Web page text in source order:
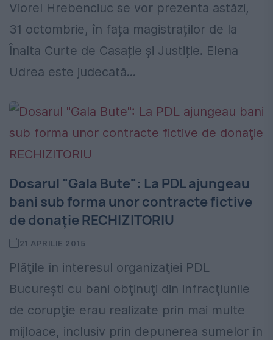
Viorel Hrebenciuc se vor prezenta astăzi,
31 octombrie, în fața magistraților de la
Înalta Curte de Casație și Justiție. Elena
Udrea este judecată...
Dosarul "Gala Bute": La PDL ajungeau
bani sub forma unor contracte fictive
de donaţie RECHIZITORIU
21 APRILIE 2015
Plăţile în interesul organizaţiei PDL
Bucureşti cu bani obţinuţi din infracţiunile
de corupţie erau realizate prin mai multe
mijloace, inclusiv prin depunerea sumelor în